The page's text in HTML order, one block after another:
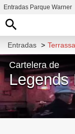
Entradas Parque Warner
Entradas > Terrassa
Cartelera de
Legends